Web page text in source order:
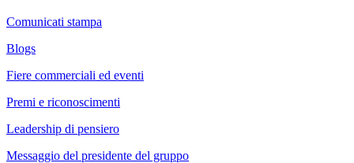
Comunicati stampa
Blogs
Fiere commerciali ed eventi
Premi e riconoscimenti
Leadership di pensiero
Messaggio del presidente del gruppo